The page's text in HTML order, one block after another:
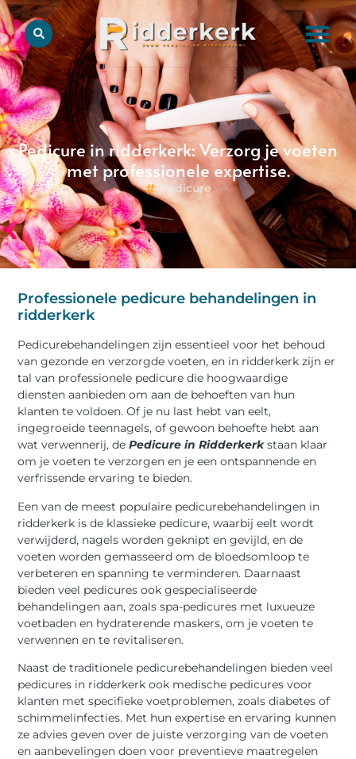
Pedicure in ridderkerk: Verzorg je voeten
met professionele expertise.
Pedicure
Professionele pedicure behandelingen in
ridderkerk
Pedicurebehandelingen zijn essentieel voor het behoud
van gezonde en verzorgde voeten, en in ridderkerk zijn er
tal van professionele pedicure die hoogwaardige
diensten aanbieden om aan de behoeften van hun
klanten te voldoen. Of je nu last hebt van eelt,
ingegroeide teennagels, of gewoon behoefte hebt aan
wat verwennerij, dePedicure in Ridderkerkstaan klaar
om je voeten te verzorgen en je een ontspannende en
verfrissende ervaring te bieden.
Een van de meest populaire pedicurebehandelingen in
ridderkerk is de klassieke pedicure, waarbij eelt wordt
verwijderd, nagels worden geknipt en gevijld, en de
voeten worden gemasseerd om de bloedsomloop te
verbeteren en spanning te verminderen. Daarnaast
bieden veel pedicures ook gespecialiseerde
behandelingen aan, zoals spa-pedicures met luxueuze
voetbaden en hydraterende maskers, om je voeten te
verwennen en te revitaliseren.
Naast de traditionele pedicurebehandelingen bieden veel
pedicures in ridderkerk ook medische pedicures voor
klanten met specifieke voetproblemen, zoals diabetes of
schimmelinfecties. Met hun expertise en ervaring kunnen
ze advies geven over de juiste verzorging van de voeten
en aanbevelingen doen voor preventieve maatregelen